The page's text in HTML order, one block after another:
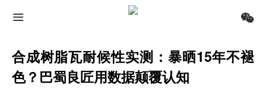
合成树脂瓦耐候性实测：暴晒15年不褪
色？巴蜀良匠用数据颠覆认知​